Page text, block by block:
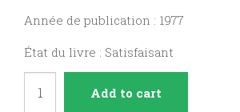
Année de publication : 1977
État du livre : Satisfaisant
Add to cart